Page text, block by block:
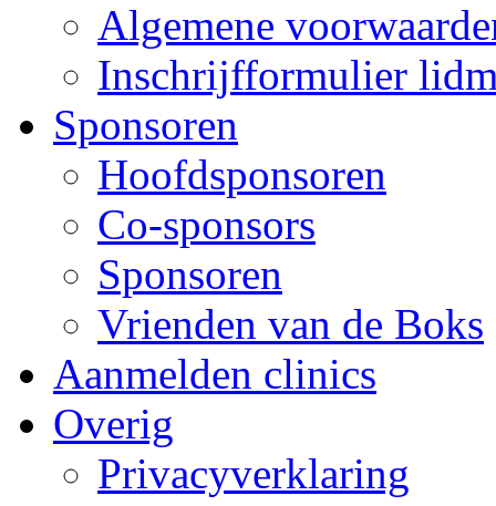
Algemene
Inschrijfformulier
Sponsoren
Hoofdsponsoren
Co-sponsors
Sponsoren
Vrienden van de Boks
Aanmelden clinics
Overig
Privacyverklaring